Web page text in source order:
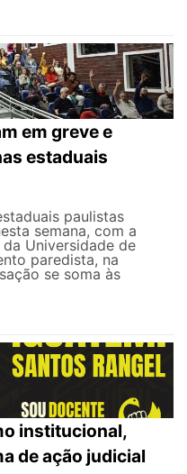
em greve e
estaduais
paulistas
semana, com a
Universidade de
paredista, na
se soma às
institucional,
de ação judicial